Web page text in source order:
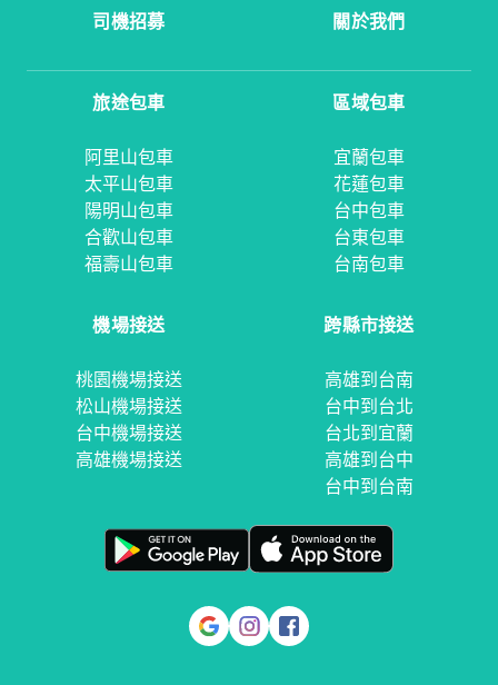
司機招募
關於我們
旅途包車
阿里山包車
太平山包車
陽明山包車
合歡山包車
福壽山包車
區域包車
宜蘭包車
花蓮包車
台中包車
台東包車
台南包車
機場接送
桃園機場接送
松山機場接送
台中機場接送
高雄機場接送
跨縣市接送
高雄到台南
台中到台北
台北到宜蘭
高雄到台中
台中到台南